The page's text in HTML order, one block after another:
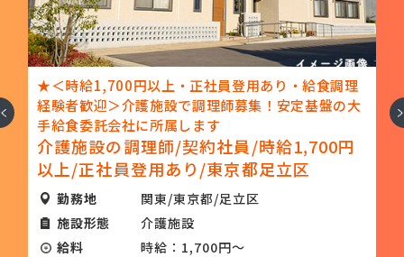
★＜時給1,700円以上・正社員登用あり・給食調理
経験者歓迎＞介護施設で調理師募集！安定基盤の大
手給食委託会社に所属します
介護施設の調理師/契約社員/時給1,700円
以上/正社員登用あり/東京都足立区
勤務地
関東/東京都/足立区
施設形態
介護施設
給料
時給：1,700円～
次